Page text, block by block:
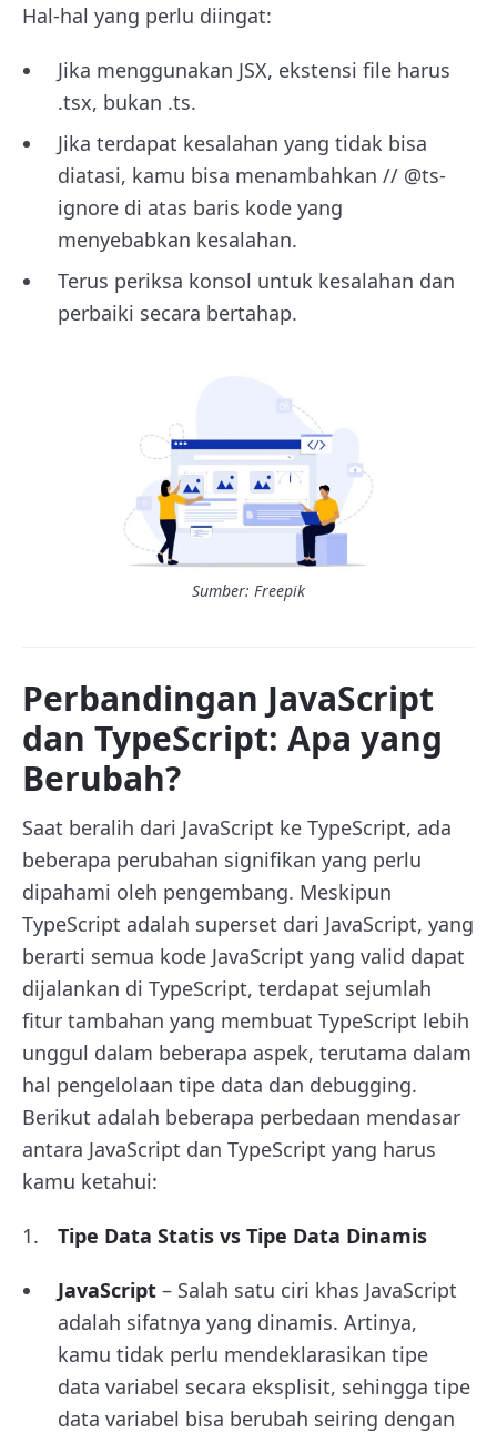
Hal-hal yang perlu diingat:
Jika menggunakan JSX, ekstensi file harus
.tsx, bukan .ts.
Jika terdapat kesalahan yang tidak bisa
diatasi, kamu bisa menambahkan // @ts-
ignore di atas baris kode yang
menyebabkan kesalahan.
Terus periksa konsol untuk kesalahan dan
perbaiki secara bertahap.
Sumber: Freepik
Perbandingan JavaScript
dan TypeScript: Apa yang
Berubah?
Saat beralih dari JavaScript ke TypeScript, ada
beberapa perubahan signifikan yang perlu
dipahami oleh pengembang. Meskipun
TypeScript adalah superset dari JavaScript, yang
berarti semua kode JavaScript yang valid dapat
dijalankan di TypeScript, terdapat sejumlah
fitur tambahan yang membuat TypeScript lebih
unggul dalam beberapa aspek, terutama dalam
hal pengelolaan tipe data dan debugging.
Berikut adalah beberapa perbedaan mendasar
antara JavaScript dan TypeScript yang harus
kamu ketahui:
Tipe Data Statis vs Tipe Data Dinamis
JavaScript – Salah satu ciri khas JavaScript
adalah sifatnya yang dinamis. Artinya,
kamu tidak perlu mendeklarasikan tipe
data variabel secara eksplisit, sehingga tipe
data variabel bisa berubah seiring dengan